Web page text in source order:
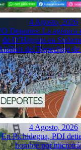
4 Agosto, 2026
Deportes: La agónica
de O’Higgins en
del Repechaje de
4 Agosto, 2026
En Pichidegua, PDI
hombre por